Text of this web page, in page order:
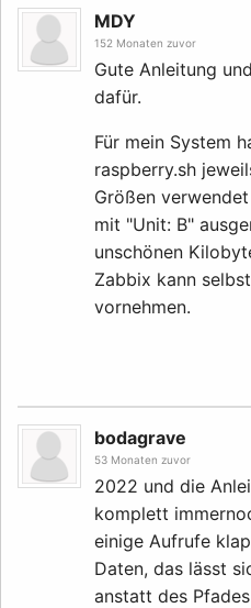
MDY
152 Monaten zuvor
Gute Anleitung
dafür.
Für mein System
raspberry.sh
Größen
mit "Unit: B"
unschönen
Zabbix kann
vornehmen.
bodagrave
53 Monaten zuvor
2022 und die
komplett
einige Aufrufe
Daten, das lässt
anstatt des